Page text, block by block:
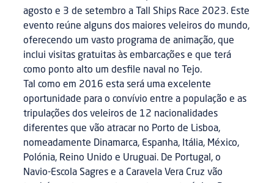
agosto e 3 de setembro a Tall Ships Race 2023. Este
evento reúne alguns dos maiores veleiros do mundo,
oferecendo um vasto programa de animação, que
inclui visitas gratuitas às embarcações e que terá
como ponto alto um desfile naval no Tejo.
Tal como em 2016 esta será uma excelente
oportunidade para o convívio entre a população e as
tripulações dos veleiros de 12 nacionalidades
diferentes que vão atracar no Porto de Lisboa,
nomeadamente Dinamarca, Espanha, Itália, México,
Polónia, Reino Unido e Uruguai. De Portugal, o
Navio-Escola Sagres e a Caravela Vera Cruz vão